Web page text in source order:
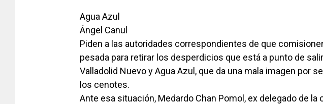
Agua Azul
Ángel Canul
Piden a las autoridades correspondientes de que
pesada para retirar los desperdicios que está a punto de
Valladolid Nuevo y Agua Azul, que da una mala imagen por
los cenotes.
Ante esa situación, Medardo Chan Pomol, ex delegado de la